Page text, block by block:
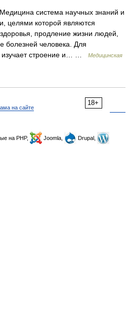
система научных знаний и
целями которой являются
продление жизни людей,
болезней человека. Для
изучает строение и… …
Медицинская
18+
на сайте
на PHP, Joomla,
Drupal,